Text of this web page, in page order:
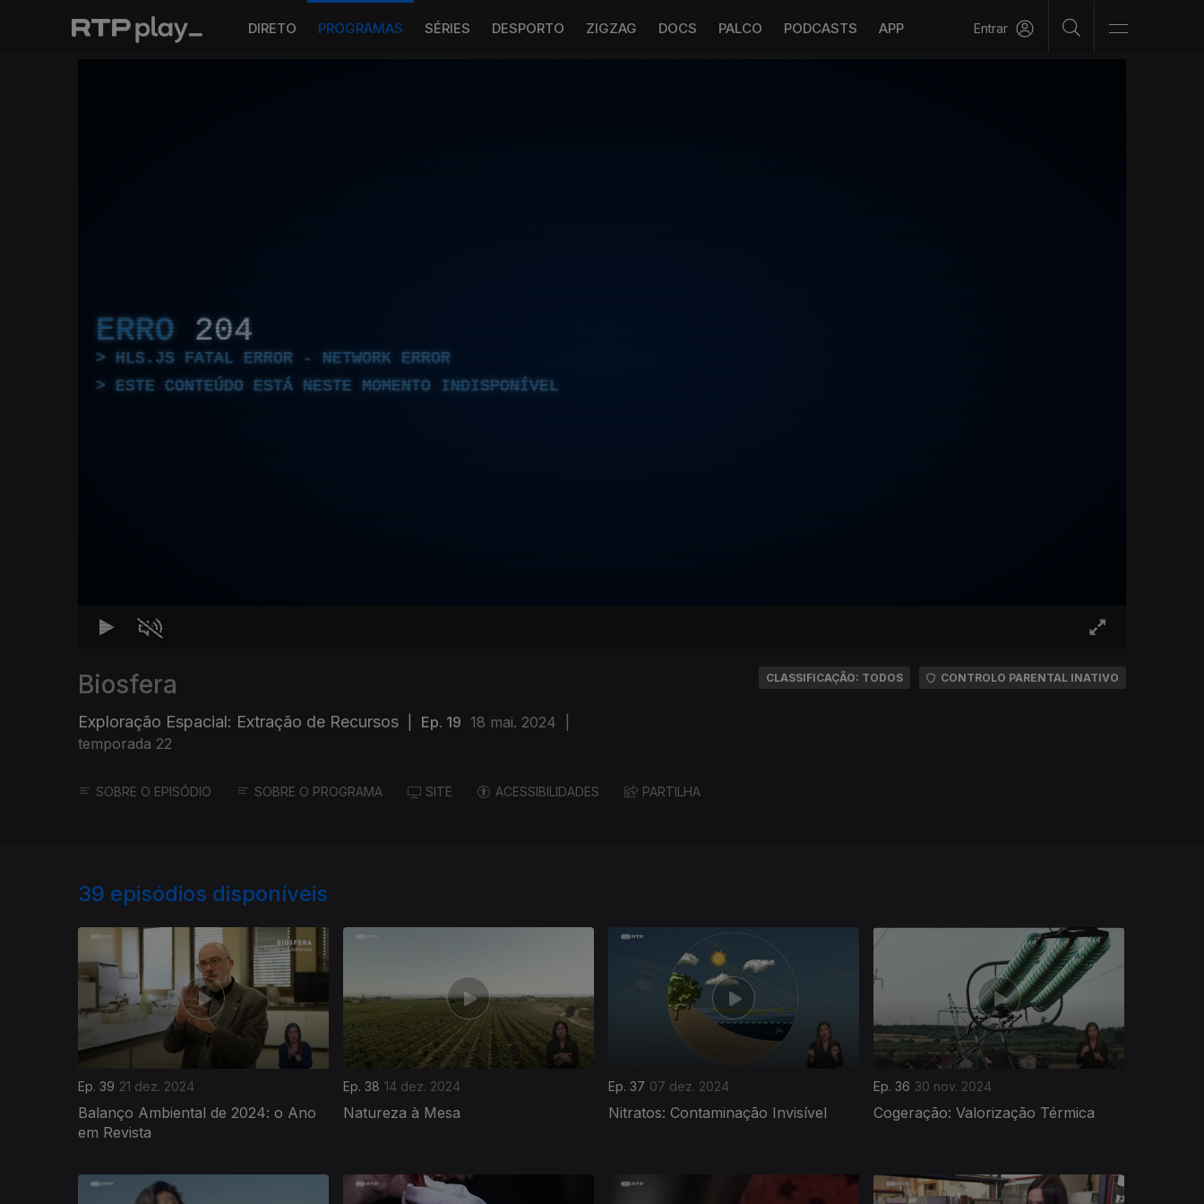
DIRETO PROGRAMAS SÉRIES DESPORTO ZIGZAG DOCS PALCO PODCASTS APP Entrar
ERRO 204
HLS.JS FATAL ERROR - NETWORK ERROR
ESTE CONTEÚDO ESTÁ NESTE MOMENTO INDISPONÍVEL
Biosfera
Exploração Espacial: Extração de Recursos Ep. 19 18 mai. 2024
temporada 22
CLASSIFICAÇÃO: TODOS CONTROLO PARENTAL INATIVO
SOBRE O EPISÓDIO SOBRE O PROGRAMA SITE ACESSIBILIDADES PARTILHA
39 episódios disponíveis
Ep. 39 21 dez. 2024
Balanço Ambiental de 2024: o Ano
em Revista
Ep. 38 14 dez. 2024
Natureza à Mesa
Ep. 37 07 dez. 2024
Nitratos: Contaminação Invisível
Ep. 36 30 nov. 2024
Cogeração: Valorização Térmica